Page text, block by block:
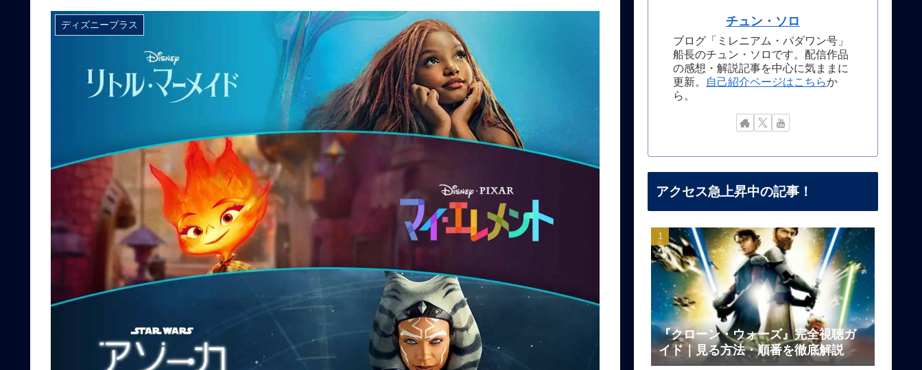
ディズニープラス チュン・ソロ
ブログ「ミレニアム・パダワン号」
船長のチュン・ソロです。配信作品
の感想・解説記事を中心に気ままに
更新。
自己紹介ページはこちらか
ら。
アクセス急上昇中の記事！
『クローン・ウォーズ』完全視聴ガ
イド｜見る方法・順番を徹底解説